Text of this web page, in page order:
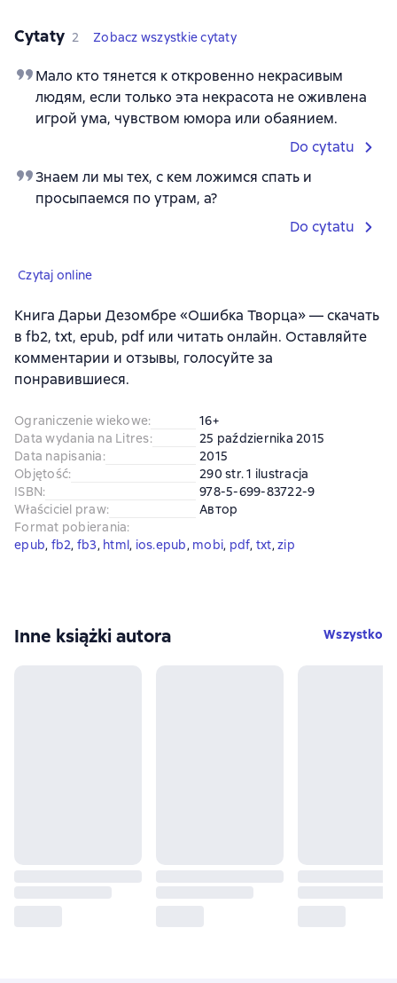
Cytaty 2 Zobacz wszystkie cytaty
Мало кто тянется к откровенно некрасивым
людям, если только эта некрасота не оживлена
игрой ума, чувством юмора или обаянием.
Do cytatu
Знаем ли мы тех, с кем ложимся спать и
просыпаемся по утрам, а?
Do cytatu
Czytaj online
Книга Дарьи Дезомбре «Ошибка Творца» — скачать
в fb2, txt, epub, pdf или читать онлайн. Оставляйте
комментарии и отзывы, голосуйте за
понравившиеся.
Ograniczenie wiekowe:
16+
Data wydania na Litres:
25 października 2015
Data napisania:
2015
Objętość:
290 str. 1 ilustracja
ISBN:
978-5-699-83722-9
Właściciel praw:
Автор
Format pobierania:
epub, fb2, fb3, html, ios.epub, mobi, pdf, txt, zip
Inne książki autora Wszystko